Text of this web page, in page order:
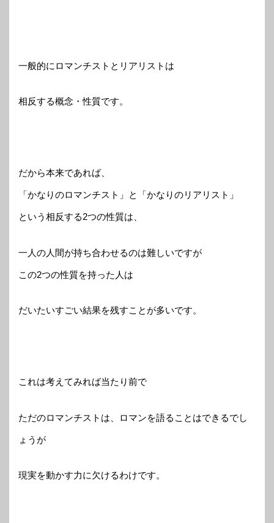
一般的にロマンチストとリアリストは
相反する概念・性質です。
だから本来であれば、
「かなりのロマンチスト」と「かなりのリアリスト」
という相反する2つの性質は、
一人の人間が持ち合わせるのは難しいですが
この2つの性質を持った人は
だいたいすごい結果を残すことが多いです。
これは考えてみれば当たり前で
ただのロマンチストは、ロマンを語ることはできるでし
ょうが
現実を動かす力に欠けるわけです。